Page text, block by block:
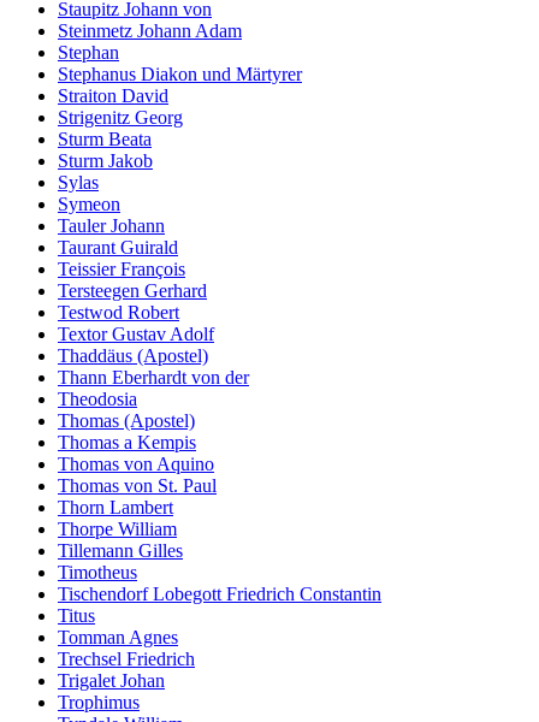
Staupitz Johann von
Steinmetz Johann Adam
Stephan
Stephanus Diakon und Märtyrer
Straiton David
Strigenitz Georg
Sturm Beata
Sturm Jakob
Sylas
Symeon
Tauler Johann
Taurant Guirald
Teissier François
Tersteegen Gerhard
Testwod Robert
Textor Gustav Adolf
Thaddäus (Apostel)
Thann Eberhardt von der
Theodosia
Thomas (Apostel)
Thomas a Kempis
Thomas von Aquino
Thomas von St. Paul
Thorn Lambert
Thorpe William
Tillemann Gilles
Timotheus
Tischendorf Lobegott Friedrich Constantin
Titus
Tomman Agnes
Trechsel Friedrich
Trigalet Johan
Trophimus